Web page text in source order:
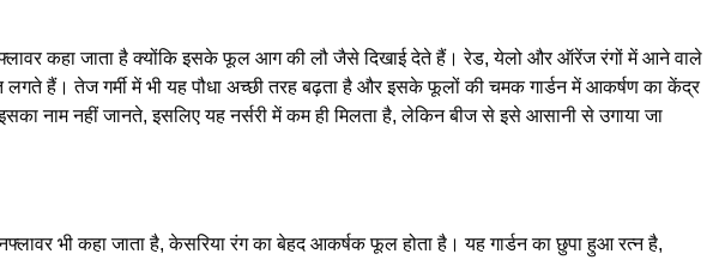
कहा जाता है क्योंकि इसके फूल आग की लौ जैसे दिखाई देते हैं। रेड, येलो और ऑरेंज रंगों में आने वाले
लगते हैं। तेज गर्मी में भी यह पौधा अच्छी तरह बढ़ता है और इसके फूलों की चमक गार्डन में आकर्षण का केंद्र
नाम नहीं जानते, इसलिए यह नर्सरी में कम ही मिलता है, लेकिन बीज से इसे आसानी से उगाया जा
भी कहा जाता है, केसरिया रंग का बेहद आकर्षक फूल होता है। यह गार्डन का छुपा हुआ रत्न है,